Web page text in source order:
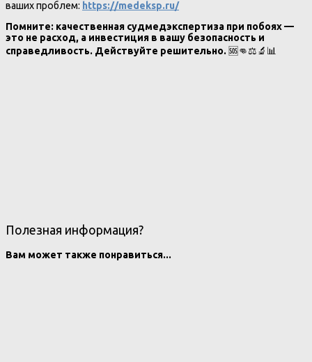
ваших проблем: https://medeksp.ru/
Помните: качественная судмедэкспертиза при побоях —
это не расход, а инвестиция в вашу безопасность и
справедливость. Действуйте решительно. 🆘👊⚖️🔬📊
Полезная информация?
Вам может также понравиться...